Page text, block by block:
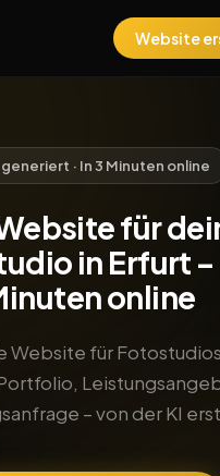
Website
generiert · In 3 Minuten online
für
in Erfurt –
online
Website für
– von der KI